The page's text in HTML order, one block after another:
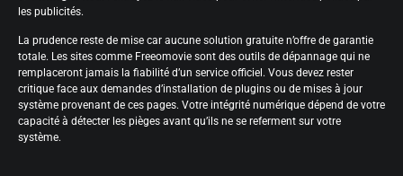
les publicités.
La prudence reste de mise car aucune solution gratuite n’offre de garantie
totale. Les sites comme Freeomovie sont des outils de dépannage qui ne
remplaceront jamais la fiabilité d’un service officiel. Vous devez rester
critique face aux demandes d’installation de plugins ou de mises à jour
système provenant de ces pages. Votre intégrité numérique dépend de votre
capacité à détecter les pièges avant qu’ils ne se referment sur votre
système.